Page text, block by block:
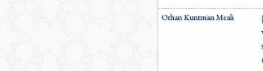
Orhan Kuntman Meali